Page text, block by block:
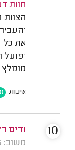
חוות
הצוות
את כל
ופועל
מומלץ
איכות
ודים
משוב: 10/10/2025
10